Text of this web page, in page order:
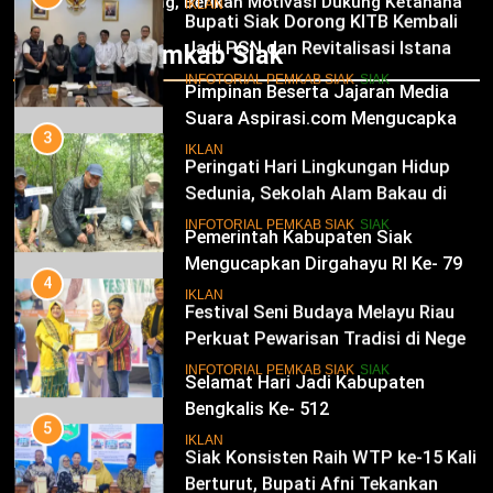
IKLAN
12
Pimpinan Beserta Jajaran Media
Suara Aspirasi.com Mengucapkan
Selamat HUT RI Ke-79
IKLAN
13
Pemerintah Kabupaten Siak
Mengucapkan Dirgahayu RI Ke- 79
IKLAN
14
Selamat Hari Jadi Kabupaten
Bengkalis Ke- 512
IKLAN
Pangan Nasional
Infotorial Pemkab Siak
Bupati Siak Dorong KITB Kembali
Jadi PSN dan Revitalisasi Istana
Kesultanan Siak
INFOTORIAL PEMKAB SIAK
3
Peringati Hari Lingkungan Hidup
Sedunia, Sekolah Alam Bakau di
Siak Cetak Generasi Penjaga
Pesisir
4
Festival Seni Budaya Melayu Riau
Perkuat Pewarisan Tradisi di Negeri
Istana
5
Siak Konsisten Raih WTP ke-15 Kali
Berturut, Bupati Afni Tekankan